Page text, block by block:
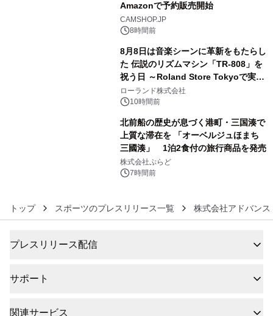
Amazonで予約販売開始
CAMSHOP.JP
8時間前
8月8日は音楽シーンに革新をもたらし
た 伝説のリズムマシン「TR-808」を
祝う日 ～Roland Store Tokyoで実機
を展示しての 記念キャンペーンを開
催 英国ラジオ「NTS」の 特別プログ
アーティストを フィーチャーしたアニ
メーションを公開～
ローランド株式会社
10時間前
北前船の歴史が息づく港町・三国湊で
上質な滞在を 「オーベルジュほまち
三國湊」 1泊2食付の旅行商品を発売
株式会社ぷらど
7時間前
トップ スポーツのプレスリリース一覧 株式会社アドバン
プレスリリース配信
サポート
関連サービス